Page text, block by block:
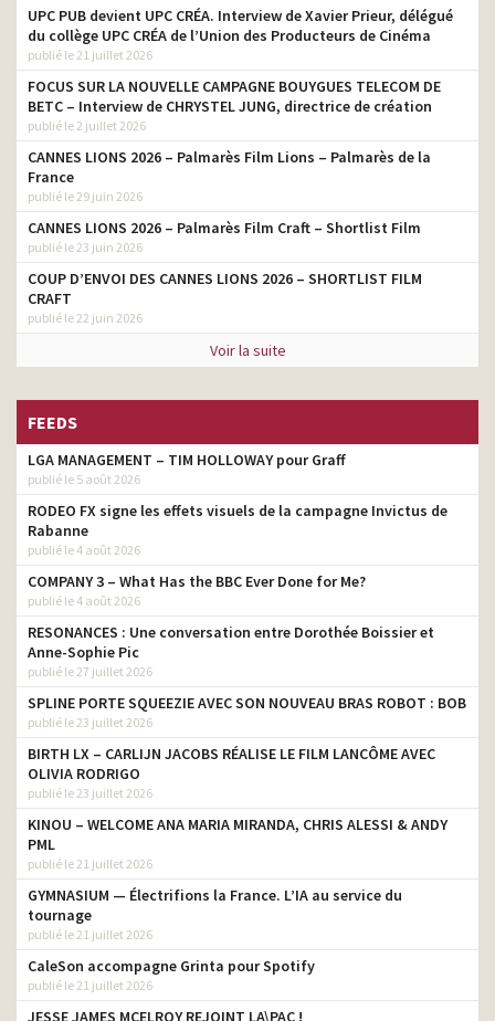
Bricomarché – Proximité –
Qualité
agence
Camif – Le Lit
Nespresso – Linizio Lungo agence
Smerep – Sécu étudiante
agence
Nespresso – U
Nespresso – What Else? –
Like A Star
Chocolat – Brebis
agence
Nett – Alice et Lilly
agence
Nespresso – The Swap » (
L’Echange)
agence
UPC PUB devient UPC CRÉA. Interview de Xavier Prieur, délégué
du collège UPC CRÉA de l’Union des Producteurs de Cinéma
publié le 21 juillet 2026
FOCUS SUR LA NOUVELLE CAMPAGNE BOUYGUES TELECOM DE
BETC – Interview de CHRYSTEL JUNG, directrice de création
publié le 2 juillet 2026
CANNES LIONS 2026 – Palmarès Film Lions – Palmarès de la
France
publié le 29 juin 2026
CANNES LIONS 2026 – Palmarès Film Craft – Shortlist Film
publié le 23 juin 2026
COUP D’ENVOI DES CANNES LIONS 2026 – SHORTLIST FILM
CRAFT
publié le 22 juin 2026
Voir la suite
FEEDS
LGA MANAGEMENT – TIM HOLLOWAY pour Graff
publié le 5 août 2026
RODEO FX signe les effets visuels de la campagne Invictus de
Rabanne
publié le 4 août 2026
COMPANY 3 – What Has the BBC Ever Done for Me?
publié le 4 août 2026
RESONANCES : Une conversation entre Dorothée Boissier et
Anne-Sophie Pic
publié le 27 juillet 2026
SPLINE PORTE SQUEEZIE AVEC SON NOUVEAU BRAS ROBOT : BOB
publié le 23 juillet 2026
BIRTH LX – CARLIJN JACOBS RÉALISE LE FILM LANCÔME AVEC
OLIVIA RODRIGO
publié le 23 juillet 2026
KINOU – WELCOME ANA MARIA MIRANDA, CHRIS ALESSI & ANDY
PML
publié le 21 juillet 2026
GYMNASIUM — Électrifions la France. L’IA au service du
tournage
publié le 21 juillet 2026
CaleSon accompagne Grinta pour Spotify
publié le 21 juillet 2026
JESSE JAMES MCELROY REJOINT LA\PAC !